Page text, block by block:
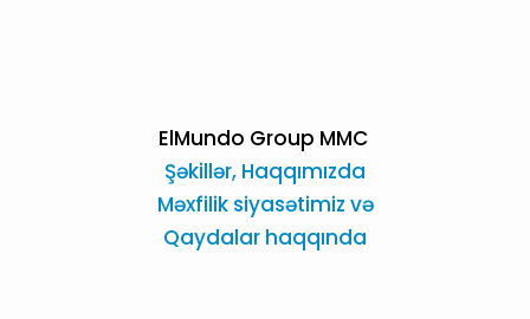
ElMundo Group MMC
Şəkillər, Haqqımızda
Məxfilik siyasətimiz və
Qaydalar haqqında